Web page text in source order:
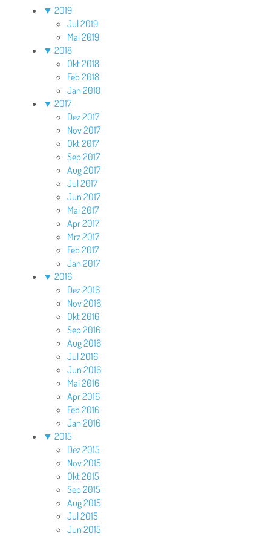
▼ 2019
Jul 2019
Mai 2019
▼ 2018
Okt 2018
Feb 2018
Jan 2018
▼ 2017
Dez 2017
Nov 2017
Okt 2017
Sep 2017
Aug 2017
Jul 2017
Jun 2017
Mai 2017
Apr 2017
Mrz 2017
Feb 2017
Jan 2017
▼ 2016
Dez 2016
Nov 2016
Okt 2016
Sep 2016
Aug 2016
Jul 2016
Jun 2016
Mai 2016
Apr 2016
Feb 2016
Jan 2016
▼ 2015
Dez 2015
Nov 2015
Okt 2015
Sep 2015
Aug 2015
Jul 2015
Jun 2015